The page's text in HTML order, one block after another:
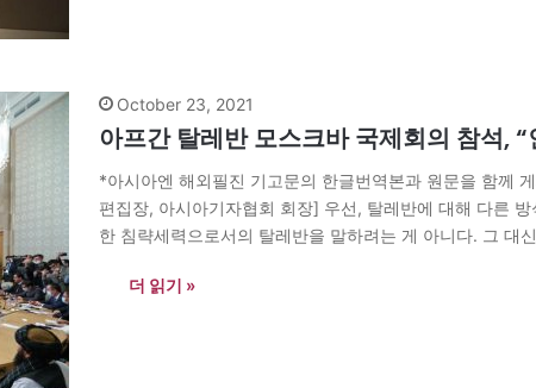
October 23, 2021
아프간 탈레반 모스크바 국제회의 참석,
*아시아엔 해외필진 기고문의 한글번역본과 원문을 함께
편집장, 아시아기자협회 회장] 우선, 탈레반에 대해 다른
한 침략세력으로서의 탈레반을 말하려는 게 아니다. 그 대
더 읽기 »